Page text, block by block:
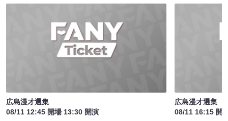
広島漫才選集
08/11 12:45 開場 13:30 開演
広島漫才選集
08/11 16:15 開